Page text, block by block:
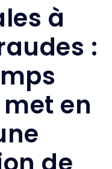
à
:
en